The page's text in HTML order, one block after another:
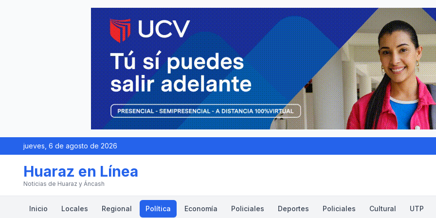
jueves, 6 de agosto de 2026
Huaraz en Línea
Noticias de Huaraz y Áncash
Inicio Locales Regional Política Economía Policiales Deportes Policiales Cultural UTP